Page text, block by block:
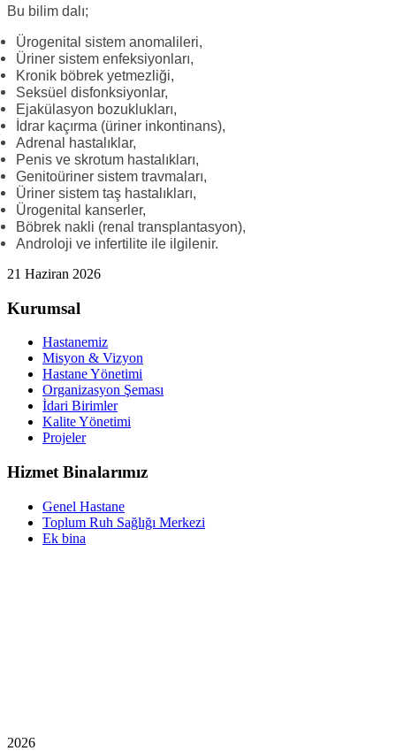
Bu bilim dalı;
Ürogenital sistem anomalileri,
Üriner sistem enfeksiyonları,
Kronik böbrek yetmezliği,
Seksüel disfonksiyonlar,
Ejakülasyon bozuklukları,
İdrar kaçırma (üriner inkontinans),
Adrenal hastalıklar,
Penis ve skrotum hastalıkları,
Genitoüriner sistem travmaları,
Üriner sistem taş hastalıkları,
Ürogenital kanserler,
Böbrek nakli (renal transplantasyon),
Androloji ve infertilite ile ilgilenir.
21 Haziran 2026
Kurumsal
Hastanemiz
Misyon & Vizyon
Hastane Yönetimi
Organizasyon Şeması
İdari Birimler
Kalite Yönetimi
Projeler
Hizmet Binalarımız
Genel Hastane
Toplum Ruh Sağlığı Merkezi
Ek bina
2026